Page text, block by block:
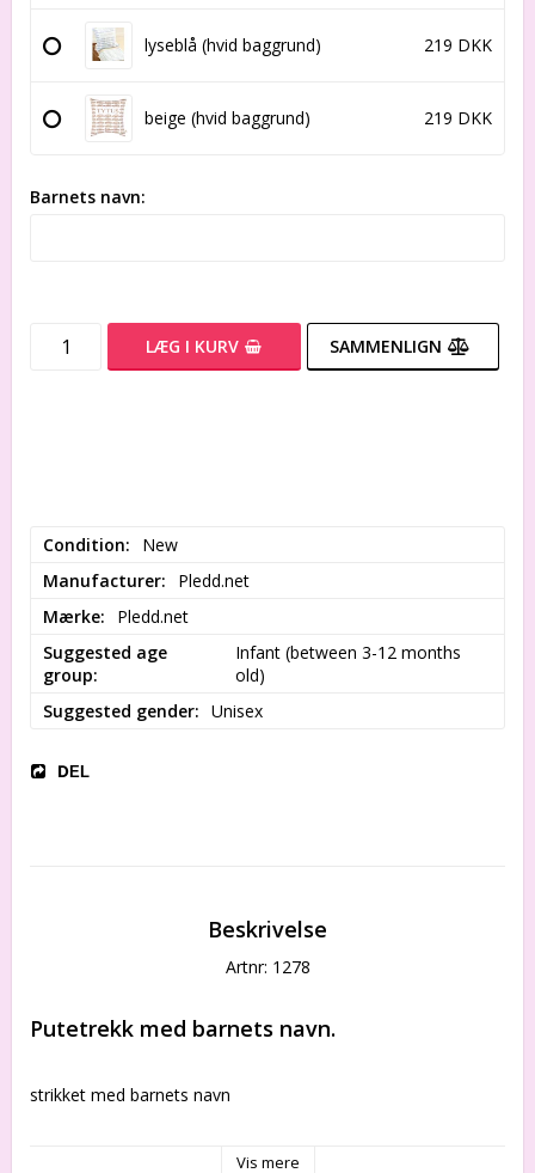
lyseblå (hvid baggrund) 219 DKK
beige (hvid baggrund) 219 DKK
Barnets navn:
LÆG I KURV SAMMENLIGN
Condition
New
Manufacturer
Pledd.net
Mærke
Pledd.net
Suggested age
group
Infant (between 3-12 months
old)
Suggested gender
Unisex
DEL
Beskrivelse
Artnr: 1278
Putetrekk med barnets navn.
strikket med barnets navn
Vis mere